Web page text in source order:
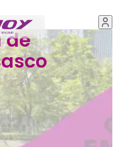
de